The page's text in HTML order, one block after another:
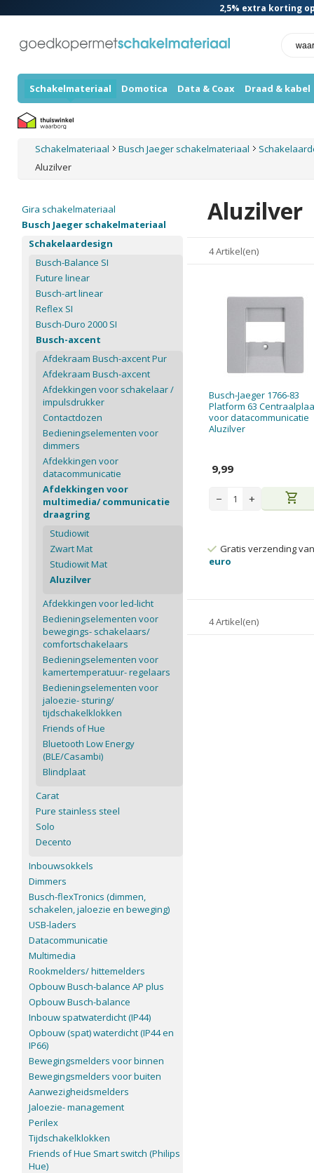
2,5% extra korting
Schakelmateriaal Domotica Data & Coax Draad & kabel
Schakelmateriaal Busch Jaeger schakelmateriaal
Aluzilver
Aluzilver
4 Artikel(en)
Busch-Jaeger 1766-83
Platform 63
voor datacommunicatie
Aluzilver
9,99
− + shopping_cart
Gratis verzending
euro
4 Artikel(en)
Gira schakelmateriaal
Busch Jaeger schakelmateriaal
Schakelaardesign
Busch-Balance SI
Future linear
Busch-art linear
Reflex SI
Busch-Duro 2000 SI
Busch-axcent
Afdekraam Busch-axcent Pur
Afdekraam Busch-axcent
Afdekkingen voor schakelaar /
impulsdrukker
Contactdozen
Bedieningselementen voor
dimmers
Afdekkingen voor
datacommunicatie
Afdekkingen voor
multimedia/ communicatie
draagring
Studiowit
Zwart Mat
Studiowit Mat
Aluzilver
Afdekkingen voor led-licht
Bedieningselementen voor
bewegings- schakelaars/
comfortschakelaars
Bedieningselementen voor
kamertemperatuur- regelaars
Bedieningselementen voor
jaloezie- sturing/
tijdschakelklokken
Friends of Hue
Bluetooth Low Energy
(BLE/Casambi)
Blindplaat
Carat
Pure stainless steel
Solo
Decento
Inbouwsokkels
Dimmers
Busch-flexTronics (dimmen,
schakelen, jaloezie en beweging)
USB-laders
Datacommunicatie
Multimedia
Rookmelders/ hittemelders
Opbouw Busch-balance AP plus
Opbouw Busch-balance
Inbouw spatwaterdicht (IP44)
Opbouw (spat) waterdicht (IP44 en
IP66)
Bewegingsmelders voor binnen
Bewegingsmelders voor buiten
Aanwezigheidsmelders
Jaloezie- management
Perilex
Tijdschakelklokken
Friends of Hue Smart switch (Philips
Hue)